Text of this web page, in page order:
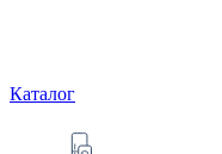
Каталог